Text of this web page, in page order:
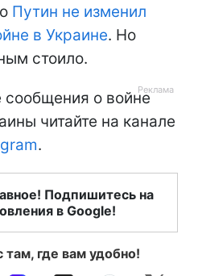
Путин не изменил
в Украине. Но
стоило.
о войне
читайте на канале
.
Подпишитесь на
в Google!
там, где вам удобно!